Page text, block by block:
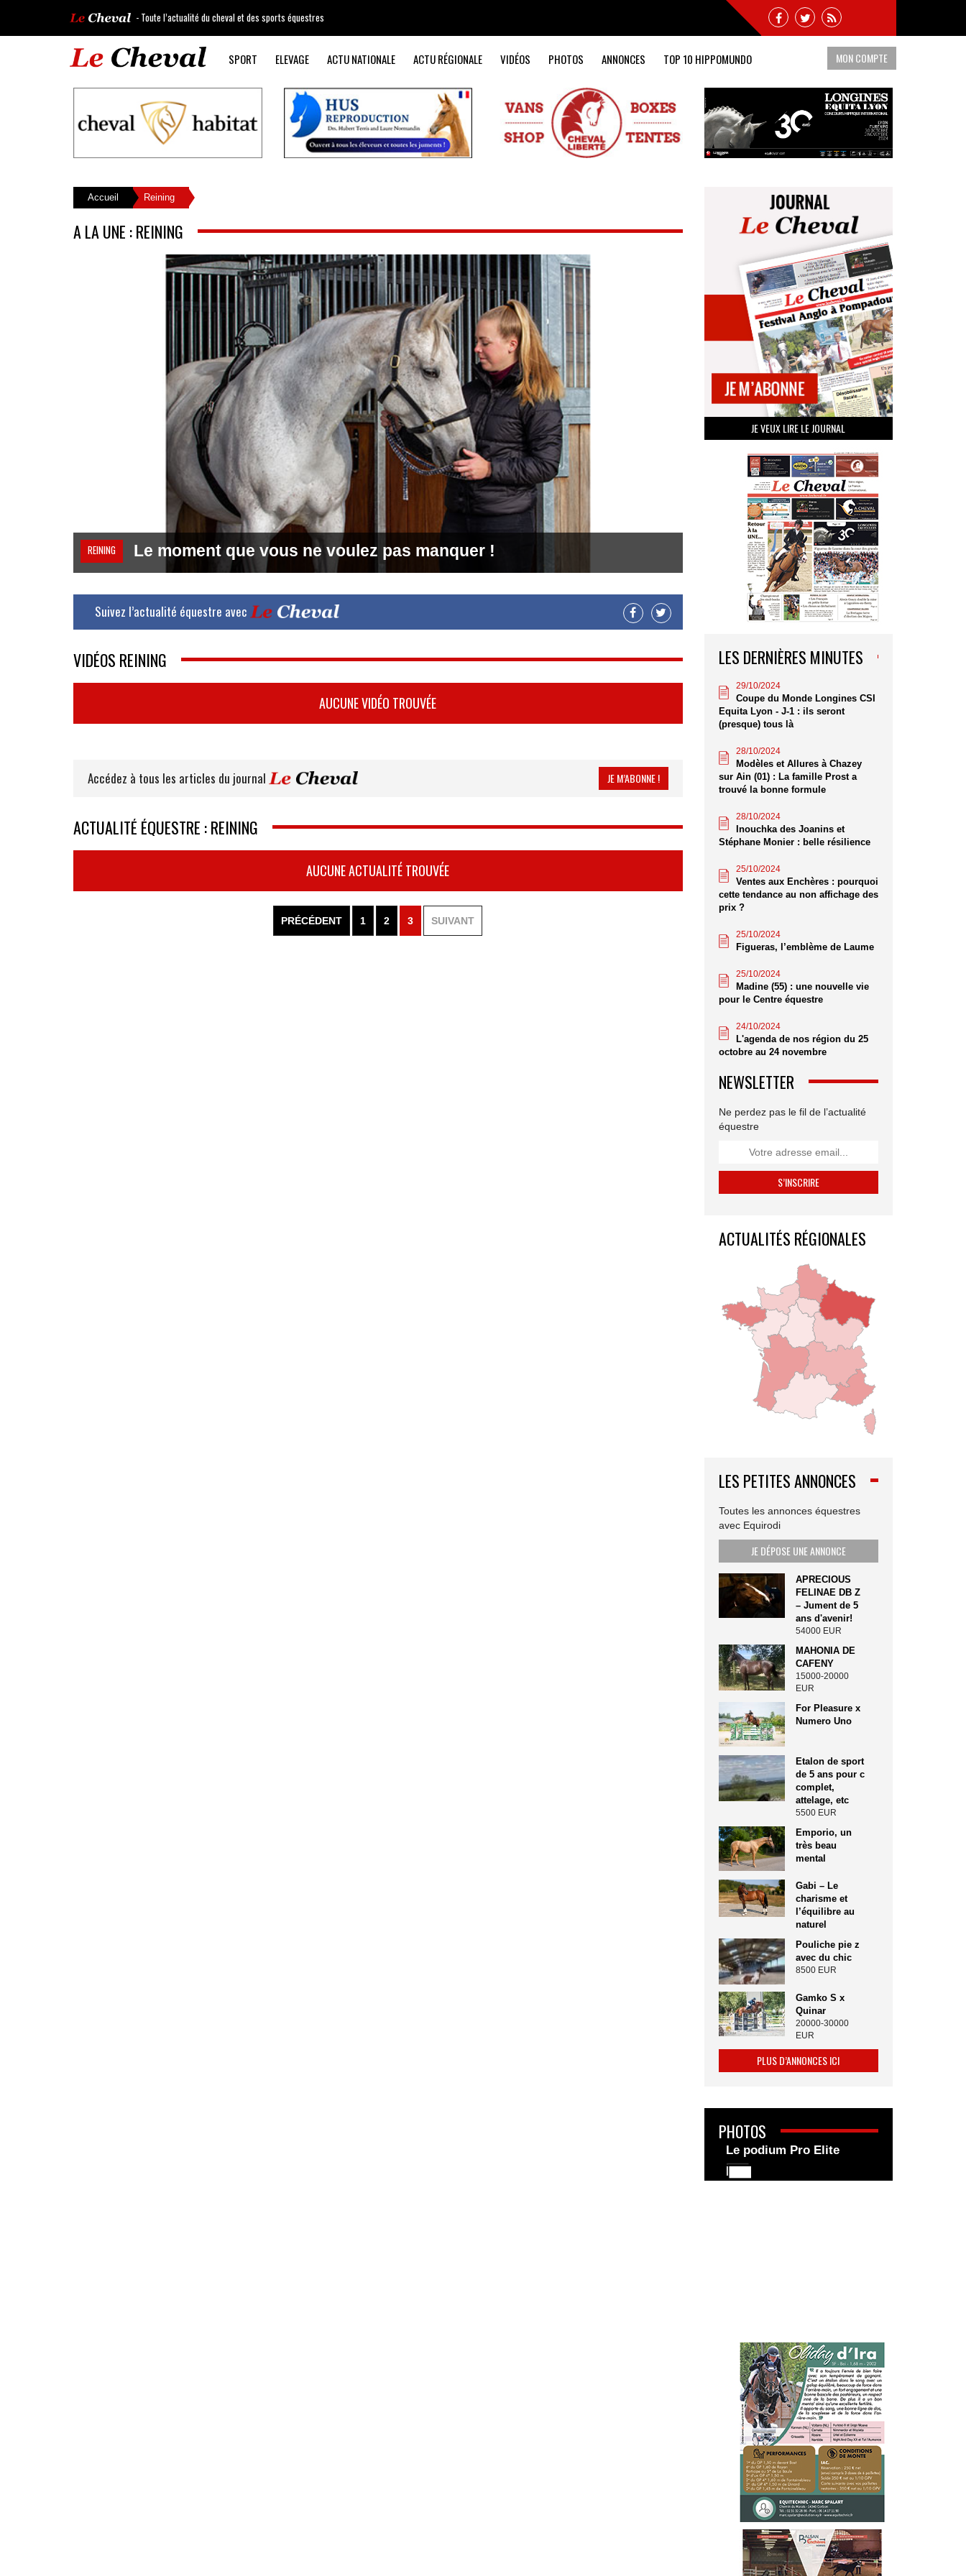
- Toute l’actualité du cheval et des sports équestres
SPORT ELEVAGE ACTU NATIONALE ACTU RÉGIONALE VIDÉOS PHOTOS ANNONCES TOP 10 HIPPOMUNDO MON COMPTE
Accueil Reining
A LA UNE : REINING
REINING Le moment que vous ne voulez pas manquer !
Suivez l’actualité équestre avec
VIDÉOS REINING
AUCUNE VIDÉO TROUVÉE
Accédez à tous les articles du journal JE M’ABONNE !
ACTUALITÉ ÉQUESTRE : REINING
AUCUNE ACTUALITÉ TROUVÉE
PRÉCÉDENT 1 2 3 SUIVANT
JE VEUX LIRE LE JOURNAL
LES DERNIÈRES MINUTES
29/10/2024
Coupe du Monde Longines CSI
Equita Lyon - J-1 : ils seront
(presque) tous là
28/10/2024
Modèles et Allures à Chazey
sur Ain (01) : La famille Prost a
trouvé la bonne formule
28/10/2024
Inouchka des Joanins et
Stéphane Monier : belle résilience
25/10/2024
Ventes aux Enchères : pourquoi
cette tendance au non affichage des
prix ?
25/10/2024
Figueras, l’emblème de Laume
25/10/2024
Madine (55) : une nouvelle vie
pour le Centre équestre
24/10/2024
L'agenda de nos région du 25
octobre au 24 novembre
NEWSLETTER
Ne perdez pas le fil de l’actualité
équestre
ACTUALITÉS RÉGIONALES
LES PETITES ANNONCES
Toutes les annonces équestres
avec Equirodi
JE DÉPOSE UNE ANNONCE
APRECIOUS
FELINAE DB Z
– Jument de 5
ans d'avenir!
54000 EUR
MAHONIA DE
CAFENY
15000-20000
EUR
For Pleasure x
Numero Uno
Etalon de sport
de 5 ans pour c
complet,
attelage, etc
5500 EUR
Emporio, un
très beau
mental
Gabi – Le
charisme et
l’équilibre au
naturel
Pouliche pie z
avec du chic
8500 EUR
Gamko S x
Quinar
20000-30000
EUR
PLUS D’ANNONCES ICI
PHOTOS
Le podium Pro Elite